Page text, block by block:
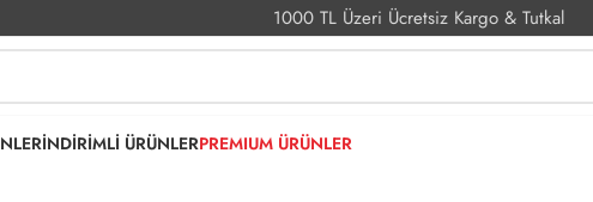
1000 TL Üzeri Ücretsiz Kargo & Tutkal
İNDİRİMLİ ÜRÜNLERPREMIUM ÜRÜNLER